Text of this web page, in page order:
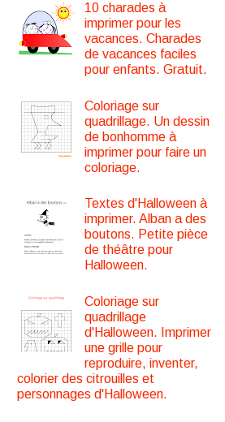
10 charades à
imprimer pour les
vacances. Charades
de vacances faciles
pour enfants. Gratuit.
Coloriage sur
quadrillage. Un dessin
de bonhomme à
imprimer pour faire un
coloriage.
Textes d'Halloween à
imprimer. Alban a des
boutons. Petite pièce
de théâtre pour
Halloween.
Coloriage sur
quadrillage
d'Halloween. Imprimer
une grille pour
reproduire, inventer,
colorier des citrouilles et
personnages d'Halloween.